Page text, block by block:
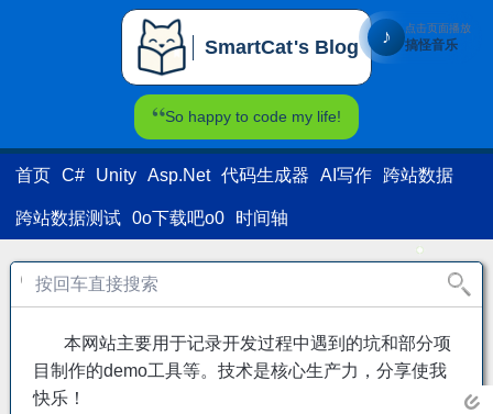
SmartCat's Blog
SmartCat's Blog
So happy to code my life!
首页 C# Unity Asp.Net 代码生成器 AI写作 跨站数据
跨站数据测试 0o下载吧o0 时间轴
本网站主要用于记录开发过程中遇到的坑和部分项
目制作的demo工具等。技术是核心生产力，分享使我
快乐！
♪ 点击页面播放
搞怪音乐